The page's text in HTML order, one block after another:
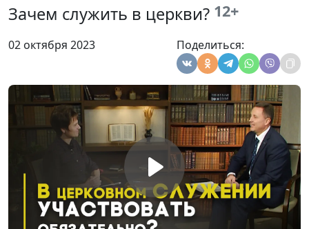
Зачем служить в церкви? 12+
02 октября 2023 Поделиться:
магистр
Юлия Синицына,
Евгений Кафтанов,
священнослужитель,
магистр
религиоведения
Если умер близкий человек
Юлия Синицына,
Андрей Качалаба,
священнослужитель
Как пережить развод
Юлия Синицына,